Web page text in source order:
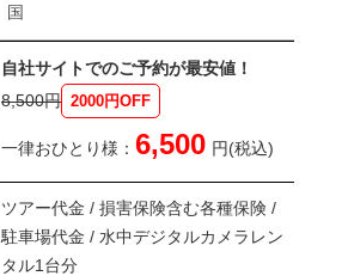
国
自社サイトでのご予約が最安値！
8,500円 2000円OFF
一律おひとり様： 6,500 円(税込)
ツアー代金 / 損害保険含む各種保険 /
駐車場代金 / 水中デジタルカメラレン
タル1台分